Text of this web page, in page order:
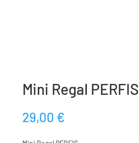
Mini Regal PERFIS
29,00 €